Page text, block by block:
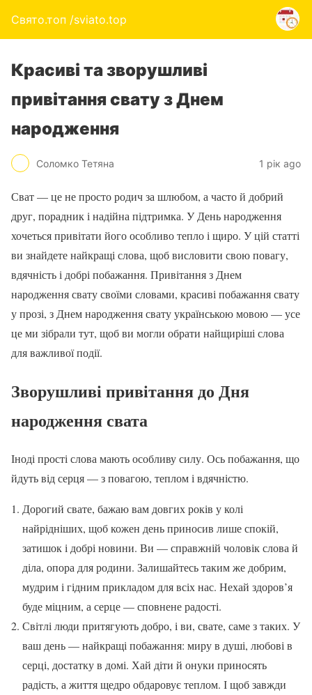
Свято.топ /sviato.top
Красиві та зворушливі
привітання свату з Днем
народження
Соломко Тетяна 1 рік ago
Сват — це не просто родич за шлюбом, а часто й добрий
друг, порадник і надійна підтримка. У День народження
хочеться привітати його особливо тепло і щиро. У цій статті
ви знайдете найкращі слова, щоб висловити свою повагу,
вдячність і добрі побажання. Привітання з Днем
народження свату своїми словами, красиві побажання свату
у прозі, з Днем народження свату українською мовою — усе
це ми зібрали тут, щоб ви могли обрати найщиріші слова
для важливої події.
Зворушливі привітання до Дня
народження свата
Іноді прості слова мають особливу силу. Ось побажання, що
йдуть від серця — з повагою, теплом і вдячністю.
Дорогий свате, бажаю вам довгих років у колі
найрідніших, щоб кожен день приносив лише спокій,
затишок і добрі новини. Ви — справжній чоловік слова й
діла, опора для родини. Залишайтесь таким же добрим,
мудрим і гідним прикладом для всіх нас. Нехай здоров’я
буде міцним, а серце — сповнене радості.
Світлі люди притягують добро, і ви, свате, саме з таких. У
ваш день — найкращі побажання: миру в душі, любові в
серці, достатку в домі. Хай діти й онуки приносять
радість, а життя щедро обдаровує теплом. І щоб завжди